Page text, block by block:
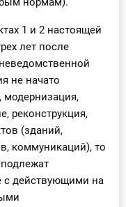
1 и 2 настоящей
лет после
не начато
модернизация,
реконструкция,
(зданий,
коммуникаций), то
с действующими на